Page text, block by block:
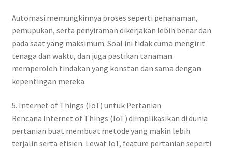
Automasi memungkinnya proses seperti penanaman,
pemupukan, serta penyiraman dikerjakan lebih benar dan
pada saat yang maksimum. Soal ini tidak cuma mengirit
tenaga dan waktu, dan juga pastikan tanaman
memperoleh tindakan yang konstan dan sama dengan
kepentingan mereka.
5. Internet of Things (IoT) untuk Pertanian
Rencana Internet of Things (IoT) diimplikasikan di dunia
pertanian buat membuat metode yang makin lebih
terjalin serta efisien. Lewat IoT, feature pertanian seperti